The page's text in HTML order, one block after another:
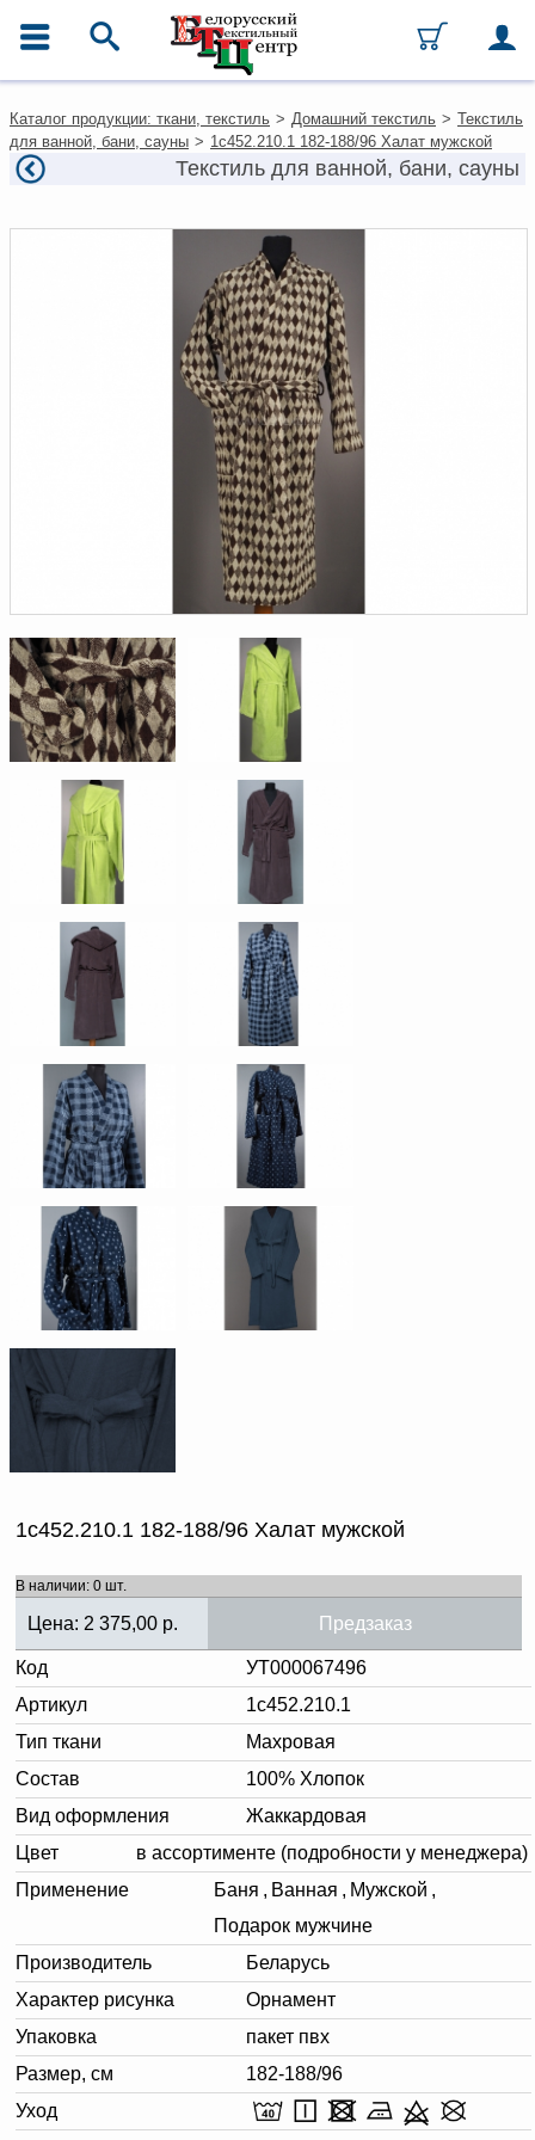
Каталог
Ткани
Домашний текстиль
Ковры
Текстиль для ресторанов и
Текстильная галантерея и
Условия работы
Оплата и доставка
Как оформить заказ
персональными данными
Письмо руководителю
Вопросы и ответы
Новости | Статьи
Каталог продукции: ткани, текстиль > Домашний текстиль > Текстиль
для ванной, бани, сауны > 1с452.210.1 182-188/96 Халат мужской
Текстиль для ванной, бани, сауны
1с452.210.1 182-188/96 Халат мужской
В наличии: 0 шт.
Цена: 2 375,00 р. Предзаказ
Код
УТ000067496
Артикул
1с452.210.1
Тип ткани
Махровая
Состав
100% Хлопок
Вид оформления
Жаккардовая
Цвет
в ассортименте (подробности у менеджера)
Применение
Баня , Ванная , Мужской ,
Подарок мужчине
Производитель
Беларусь
Характер рисунка
Орнамент
Упаковка
пакет пвх
Размер, см
182-188/96
Уход